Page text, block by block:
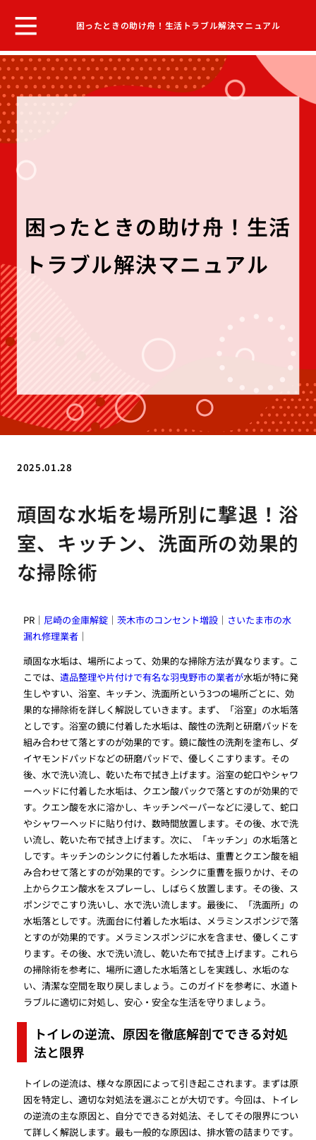
困ったときの助け舟！生活トラブル解決マニュアル
困ったときの助け舟！生活
トラブル解決マニュアル
2025.01.28
頑固な水垢を場所別に撃退！浴
室、キッチン、洗面所の効果的
な掃除術
PR｜ 尼崎の金庫解錠 ｜茨木市のコンセント増設 ｜ さいたま市の水
漏れ修理業者 ｜
頑固な水垢は、場所によって、効果的な掃除方法が異なります。こ
こでは、遺品整理や片付けで有名な羽曳野市の業者が水垢が特に発
生しやすい、浴室、キッチン、洗面所という3つの場所ごとに、効
果的な掃除術を詳しく解説していきます。まず、「浴室」の水垢落
としです。浴室の鏡に付着した水垢は、酸性の洗剤と研磨パッドを
組み合わせて落とすのが効果的です。鏡に酸性の洗剤を塗布し、ダ
イヤモンドパッドなどの研磨パッドで、優しくこすります。その
後、水で洗い流し、乾いた布で拭き上げます。浴室の蛇口やシャワ
ーヘッドに付着した水垢は、クエン酸パックで落とすのが効果的で
す。クエン酸を水に溶かし、キッチンペーパーなどに浸して、蛇口
やシャワーヘッドに貼り付け、数時間放置します。その後、水で洗
い流し、乾いた布で拭き上げます。次に、「キッチン」の水垢落と
しです。キッチンのシンクに付着した水垢は、重曹とクエン酸を組
み合わせて落とすのが効果的です。シンクに重曹を振りかけ、その
上からクエン酸水をスプレーし、しばらく放置します。その後、ス
ポンジでこすり洗いし、水で洗い流します。最後に、「洗面所」の
水垢落としです。洗面台に付着した水垢は、メラミンスポンジで落
とすのが効果的です。メラミンスポンジに水を含ませ、優しくこす
ります。その後、水で洗い流し、乾いた布で拭き上げます。これら
の掃除術を参考に、場所に適した水垢落としを実践し、水垢のな
い、清潔な空間を取り戻しましょう。このガイドを参考に、水道ト
ラブルに適切に対処し、安心・安全な生活を守りましょう。
トイレの逆流、原因を徹底解剖でできる対処
法と限界
トイレの逆流は、様々な原因によって引き起こされます。まずは原
因を特定し、適切な対処法を選ぶことが大切です。今回は、トイレ
の逆流の主な原因と、自分でできる対処法、そしてその限界につい
て詳しく解説します。最も一般的な原因は、排水管の詰まりです。